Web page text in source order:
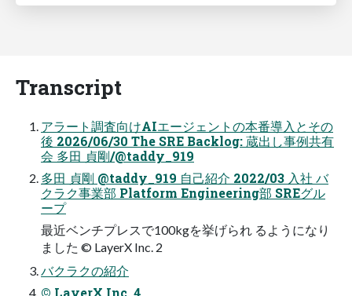
Transcript
アラート調査向けAIエージェントの本番導入とその
後 2026/06/30 The SRE Backlog: 蔵出し事例共有
会 多田 貞剛/@taddy_919
多田 貞剛 @taddy_919 自己紹介 2022/03 入社 バ
クラク事業部 Platform Engineering部 SREグル
ープ
最近ベンチプレスで100kgを挙げられ るようになり
ました © LayerX Inc. 2
バクラクの紹介
© LayerX Inc. 4